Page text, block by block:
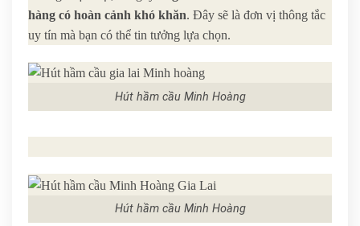
hàng có hoàn cảnh khó khăn. Đây sẽ là đơn vị thông tắc
uy tín mà bạn có thể tin tưởng lựa chọn.
Hút hầm cầu Minh Hoàng
Hút hầm cầu Minh Hoàng